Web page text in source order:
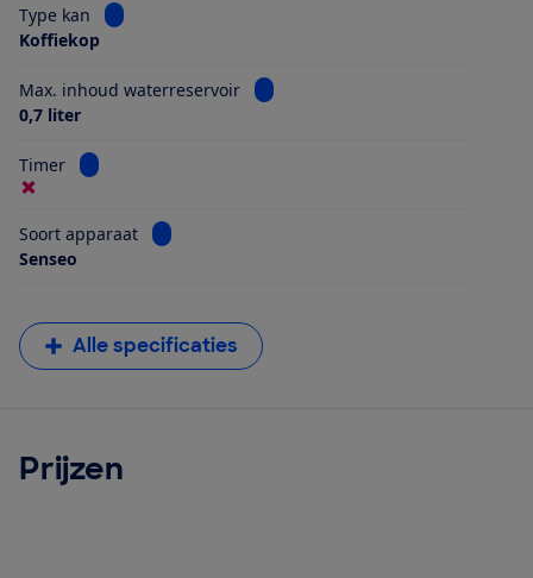
Type kan
Bekijk informatie voor Type kan
Koffiekop
Max. inhoud waterreservoir
Bekijk informatie voor Max.
0,7 liter
Timer Bekijk informatie voor Timer
Soort apparaat
Bekijk informatie voor Soort apparaat
Senseo
Alle specificaties
Prijzen